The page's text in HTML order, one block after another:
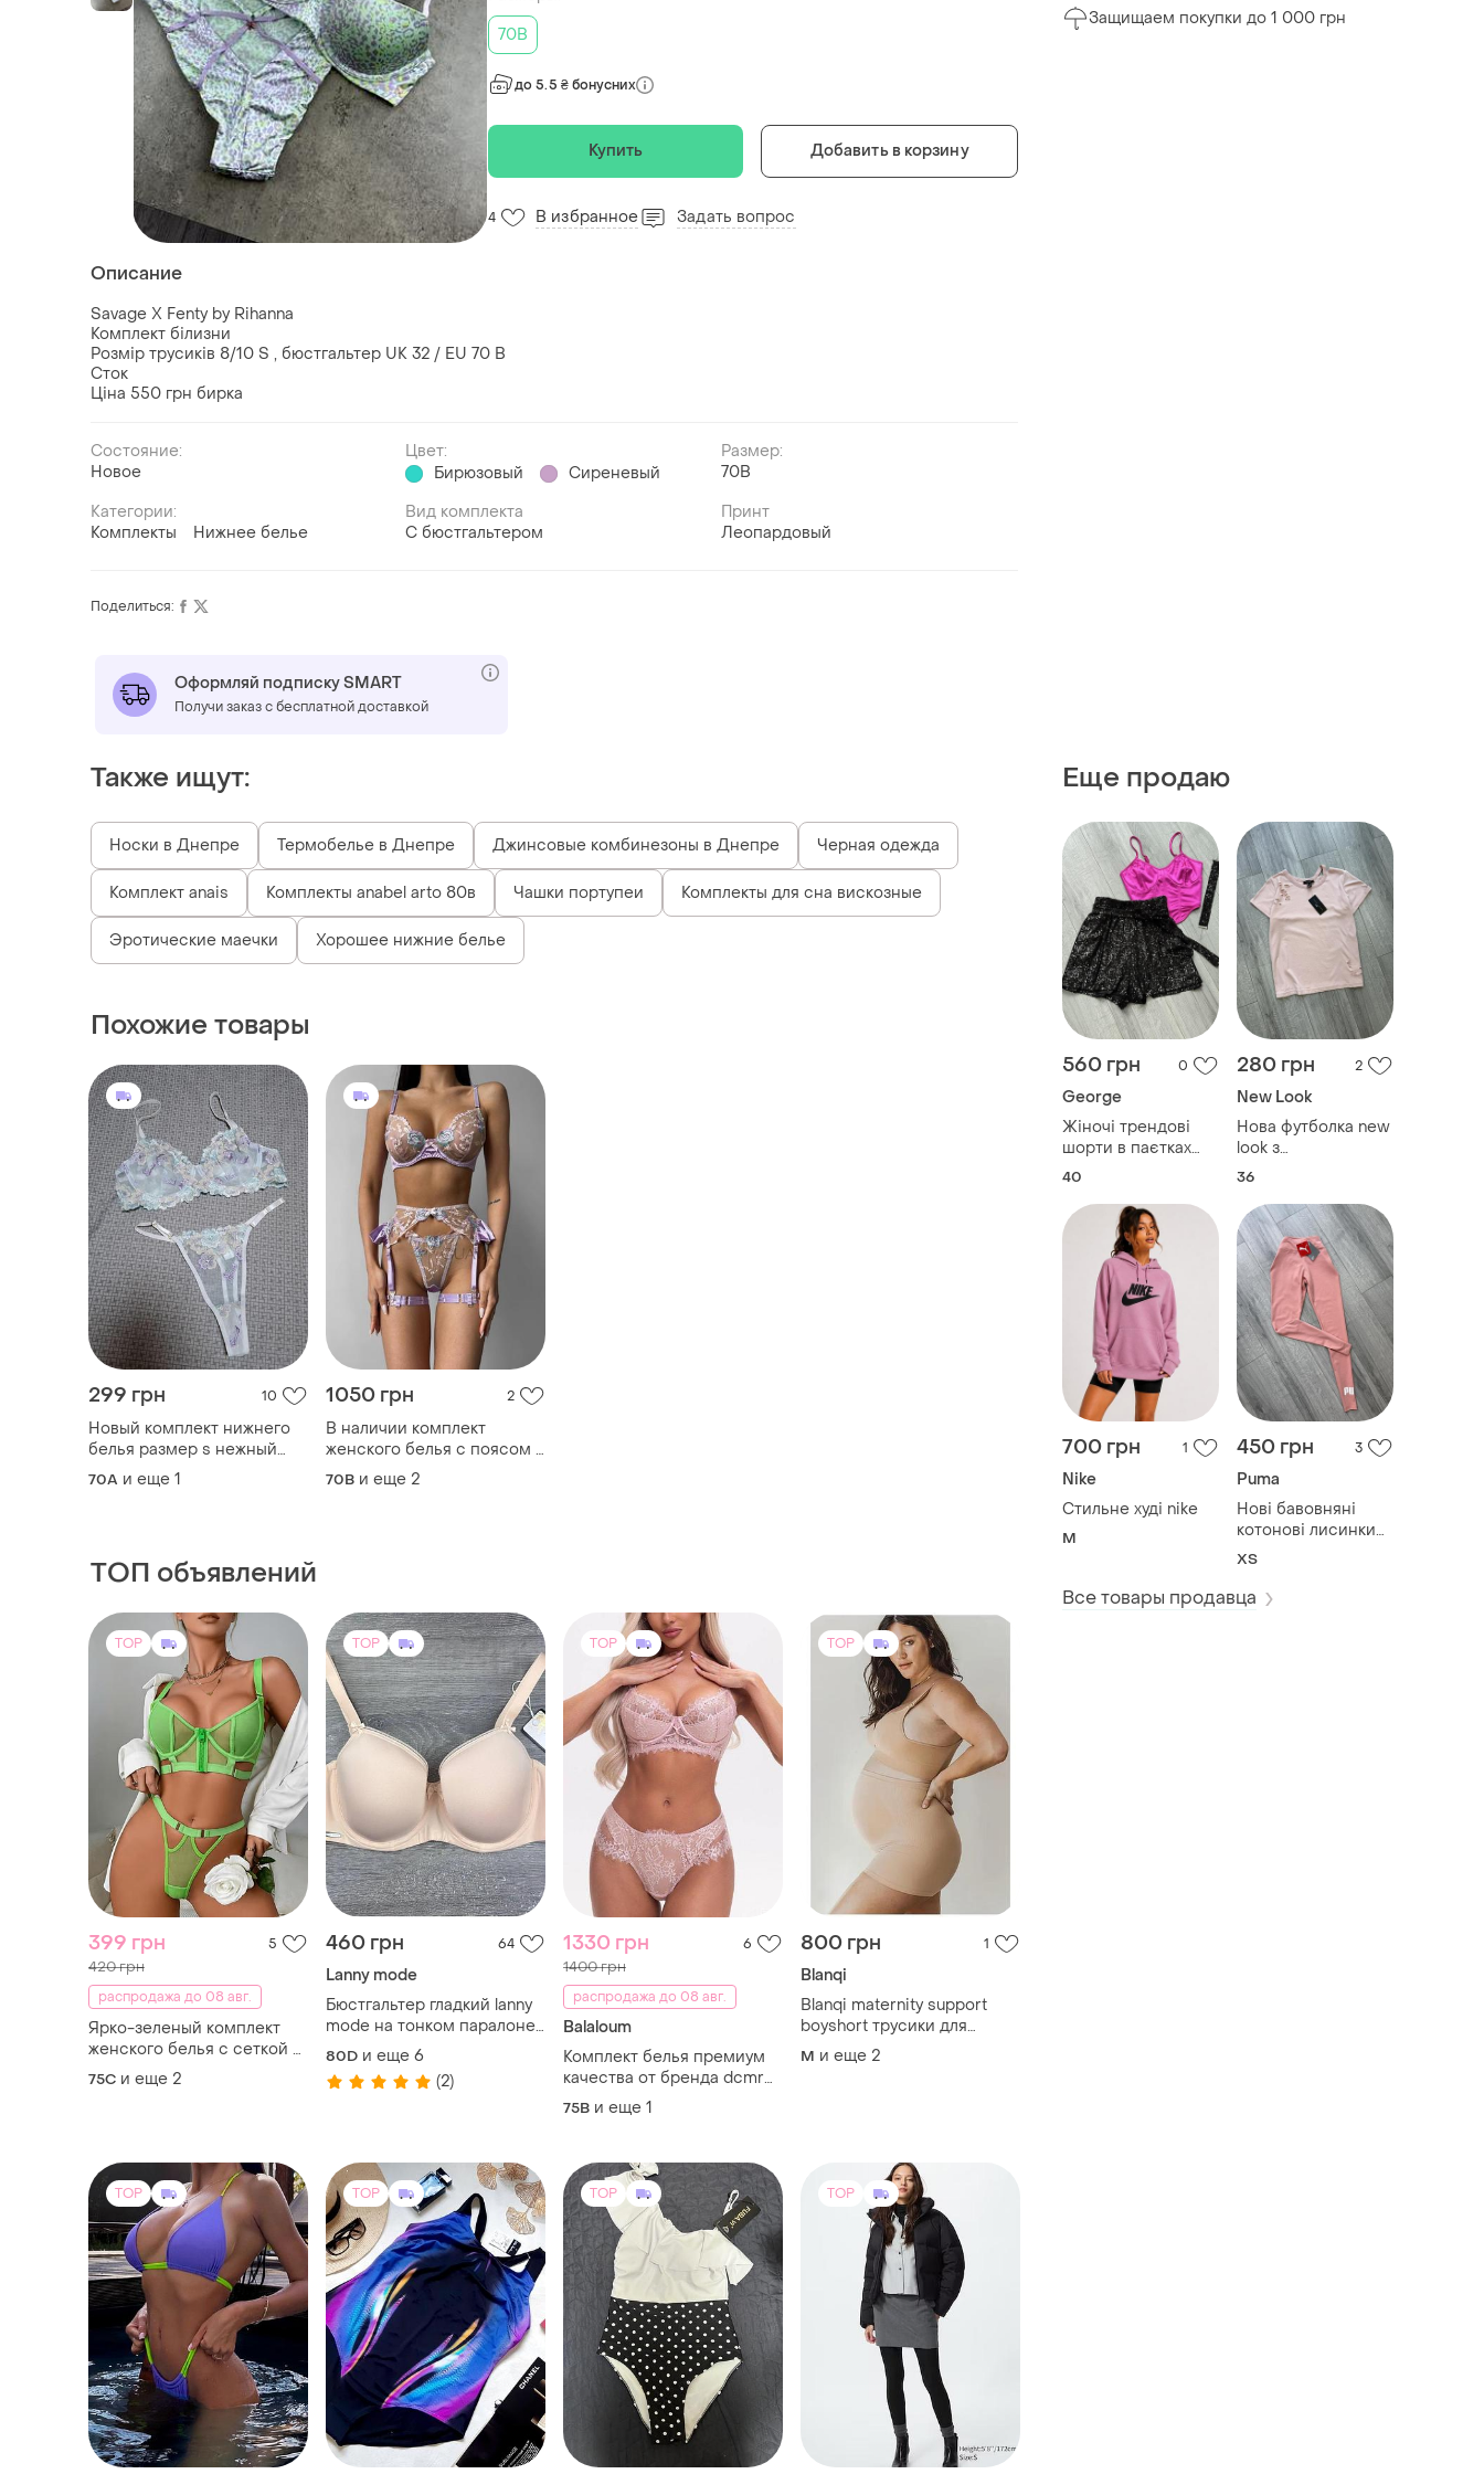
70B
до 5.5 ₴ бонусних
Купить Добавить в корзину
4 В избранное Задать вопрос
Описание
Savage X Fenty by Rihanna
Комплект білизни
Розмір трусиків 8/10 S , бюстгальтер UK 32 / EU 70 B
Сток
Ціна 550 грн бирка
Состояние:
Новое
Цвет:
Бирюзовый
Сиреневый
Размер:
70B
Категории:
Комплекты
Нижнее белье
Вид комплекта
С бюстгальтером
Принт
Леопардовый
Защищаем покупки до 1 000 грн
Еще продаю
560 грн 0
George
Жіночі трендові
шорти в паєтках
стильні
40
280 грн 2
New Look
Нова футболка new
look з
декоративними
36
700 грн 1
Nike
Стильне худі nike
M
450 грн 3
Puma
Нові бавовняні
котонові лисинки
puma
ХS
Все товары продавца
Поделиться:
Оформляй подписку SMART
Получи заказ с бесплатной доставкой
Также ищут:
Носки в Днепре Термобелье в Днепре Джинсовые комбинезоны в Днепре Черная одежда
Комплект anais Комплекты anabel arto 80в Чашки портупеи Комплекты для сна вискозные
Эротические маечки Хорошее нижние белье
Похожие товары
299 грн 10
Новый комплект нижнего
белья размер s нежный
комплект вышивка сеточка
70A и еще 1
1050 грн 2
В наличии комплект
женского белья с поясом в
фиолетовом цвете
70B и еще 2
ТОП объявлений
TOP
399 грн 5
420 грн
распродажа до 08 авг.
Ярко-зеленый комплект
женского белья с сеткой и
молнией, эротический
бюстгальтер и стринги,
75C и еще 2
TOP
460 грн 64
Lanny mode
Бюстгальтер гладкий lanny
mode на тонком паралоне
и косточке 80d 85d 90d
90e 95e
80D и еще 6
(2)
TOP
1330 грн 6
1400 грн
распродажа до 08 авг.
Balaloum
Комплект белья премиум
качества от бренда dcmr
baloum
75B и еще 1
TOP
800 грн 1
Blanqi
Blanqi maternity support
boyshort трусики для
вагітних
M и еще 2
TOP TOP TOP TOP